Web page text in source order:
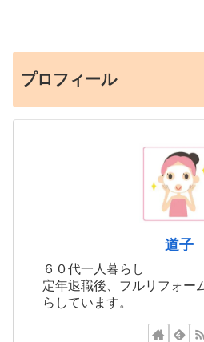
プロフィール
道子
６０代一人暮らし
定年退職後、フルリフォー
らしています。